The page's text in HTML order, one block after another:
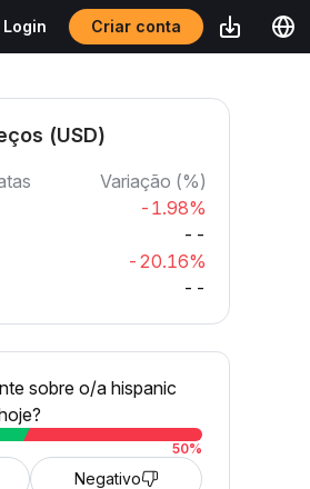
Login Criar conta
(USD)
Variação (%)
-1.98%
--
-20.16%
--
sobre o/a hispanic
50%
Negativo